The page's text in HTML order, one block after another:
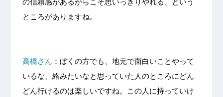
の信頼感があるからこそ思いっきりやれる、という
ところがありますね。
高橋さん ：ぼくの方でも、地元で面白いことやって
いるな、絡みたいなと思っていた人のところにどん
どん行けるのは楽しいですね。この人に持っていけ